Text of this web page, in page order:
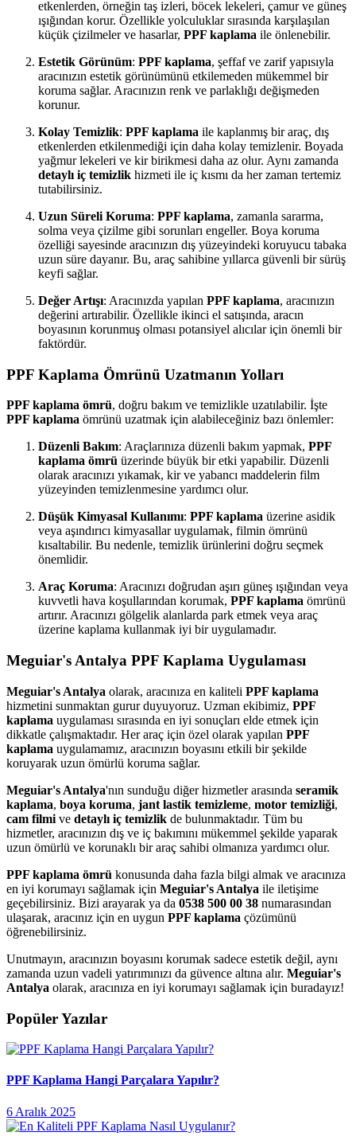
etkenlerden, örneğin taş izleri, böcek lekeleri, çamur ve güneş
ışığından korur. Özellikle yolculuklar sırasında karşılaşılan
küçük çizilmeler ve hasarlar, PPF kaplama ile önlenebilir.
Estetik Görünüm: PPF kaplama, şeffaf ve zarif yapısıyla
aracınızın estetik görünümünü etkilemeden mükemmel bir
koruma sağlar. Aracınızın renk ve parlaklığı değişmeden
korunur.
Kolay Temizlik: PPF kaplama ile kaplanmış bir araç, dış
etkenlerden etkilenmediği için daha kolay temizlenir. Boyada
yağmur lekeleri ve kir birikmesi daha az olur. Aynı zamanda
detaylı iç temizlik hizmeti ile iç kısmı da her zaman tertemiz
tutabilirsiniz.
Uzun Süreli Koruma: PPF kaplama, zamanla sararma,
solma veya çizilme gibi sorunları engeller. Boya koruma
özelliği sayesinde aracınızın dış yüzeyindeki koruyucu tabaka
uzun süre dayanır. Bu, araç sahibine yıllarca güvenli bir sürüş
keyfi sağlar.
Değer Artışı: Aracınızda yapılan PPF kaplama, aracınızın
değerini artırabilir. Özellikle ikinci el satışında, aracın
boyasının korunmuş olması potansiyel alıcılar için önemli bir
faktördür.
PPF Kaplama Ömrünü Uzatmanın Yolları
PPF kaplama ömrü, doğru bakım ve temizlikle uzatılabilir. İşte
PPF kaplama ömrünü uzatmak için alabileceğiniz bazı önlemler:
Düzenli Bakım: Araçlarınıza düzenli bakım yapmak, PPF
kaplama ömrü üzerinde büyük bir etki yapabilir. Düzenli
olarak aracınızı yıkamak, kir ve yabancı maddelerin film
yüzeyinden temizlenmesine yardımcı olur.
Düşük Kimyasal Kullanımı: PPF kaplama üzerine asidik
veya aşındırıcı kimyasallar uygulamak, filmin ömrünü
kısaltabilir. Bu nedenle, temizlik ürünlerini doğru seçmek
önemlidir.
Araç Koruma: Aracınızı doğrudan aşırı güneş ışığından veya
kuvvetli hava koşullarından korumak, PPF kaplama ömrünü
artırır. Aracınızı gölgelik alanlarda park etmek veya araç
üzerine kaplama kullanmak iyi bir uygulamadır.
Meguiar's Antalya PPF Kaplama Uygulaması
Meguiar's Antalya olarak, aracınıza en kaliteli PPF kaplama
hizmetini sunmaktan gurur duyuyoruz. Uzman ekibimiz, PPF
kaplama uygulaması sırasında en iyi sonuçları elde etmek için
dikkatle çalışmaktadır. Her araç için özel olarak yapılan PPF
kaplama uygulamamız, aracınızın boyasını etkili bir şekilde
koruyarak uzun ömürlü koruma sağlar.
Meguiar's Antalya'nın sunduğu diğer hizmetler arasında seramik
kaplama, boya koruma, jant lastik temizleme, motor temizliği,
cam filmi ve detaylı iç temizlik de bulunmaktadır. Tüm bu
hizmetler, aracınızın dış ve iç bakımını mükemmel şekilde yaparak
uzun ömürlü ve korunaklı bir araç sahibi olmanıza yardımcı olur.
PPF kaplama ömrü konusunda daha fazla bilgi almak ve aracınıza
en iyi korumayı sağlamak için Meguiar's Antalya ile iletişime
geçebilirsiniz. Bizi arayarak ya da 0538 500 00 38 numarasından
ulaşarak, aracınız için en uygun PPF kaplama çözümünü
öğrenebilirsiniz.
Unutmayın, aracınızın boyasını korumak sadece estetik değil, aynı
zamanda uzun vadeli yatırımınızı da güvence altına alır. Meguiar's
Antalya olarak, aracınıza en iyi korumayı sağlamak için buradayız!
Popüler Yazılar
PPF Kaplama Hangi Parçalara Yapılır?
6 Aralık 2025